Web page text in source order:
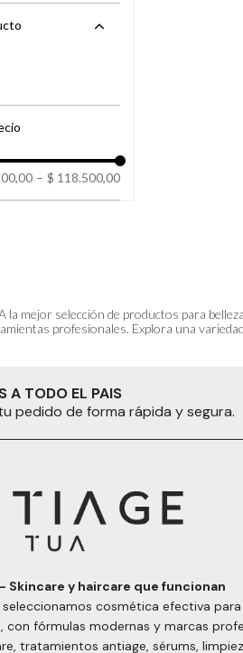
– $ 118.500,00
la mejor selección de productos para
profesionales. Explora una
A TODO EL PAIS
pedido de forma rápida y segura.
Skincare y haircare que funcionan
seleccionamos cosmética efectiva
con fórmulas modernas y marcas
tratamientos antiage, sérums,